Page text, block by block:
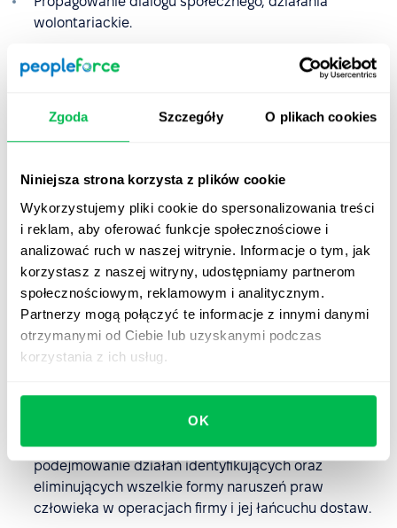
Zgoda Szczegóły O plikach cookies
Niniejsza strona korzysta z plików cookie
Wykorzystujemy pliki cookie do spersonalizowania treści
i reklam, aby oferować funkcje społecznościowe i
analizować ruch w naszej witrynie. Informacje o tym, jak
korzystasz z naszej witryny, udostępniamy partnerom
społecznościowym, reklamowym i analitycznym.
Partnerzy mogą połączyć te informacje z innymi danymi
otrzymanymi od Ciebie lub uzyskanymi podczas
korzystania z ich usług.
OK
wolontariackie.
Stosowanie zasad etycznych we wszystkich
aspektach działalności organizacji.
Odpowiedzialność zarządu za decyzje i działania
organizacji, uwzględniająca interesy wszystkich
interesariuszy.
6. Prawa człowieka
wszystkich poziomach funkcjonowania organizacji.
Zapobieganie naruszeniom praw człowieka, a także
podejmowanie działań identyfikujących oraz
eliminujących wszelkie formy naruszeń praw
człowieka w operacjach firmy i jej łańcuchu dostaw.